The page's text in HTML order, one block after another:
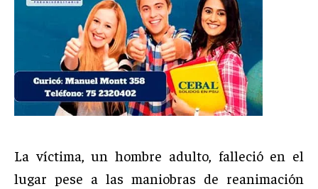
La víctima, un hombre adulto, falleció en el
lugar pese a las maniobras de reanimación